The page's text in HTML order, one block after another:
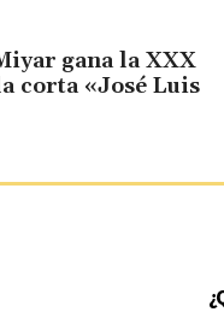
gana la XXX
corta «José Luis